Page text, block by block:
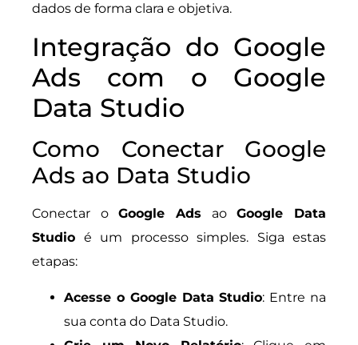
dados de forma clara e objetiva.
Integração do Google
Ads com o Google
Data Studio
Como Conectar Google
Ads ao Data Studio
Conectar oGoogle Ads aoGoogle Data
Studio é um processo simples. Siga estas
etapas:
Acesse o Google Data Studio: Entre na
sua conta do Data Studio.